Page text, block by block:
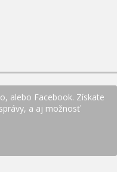
alebo Facebook. Získate
a aj možnosť